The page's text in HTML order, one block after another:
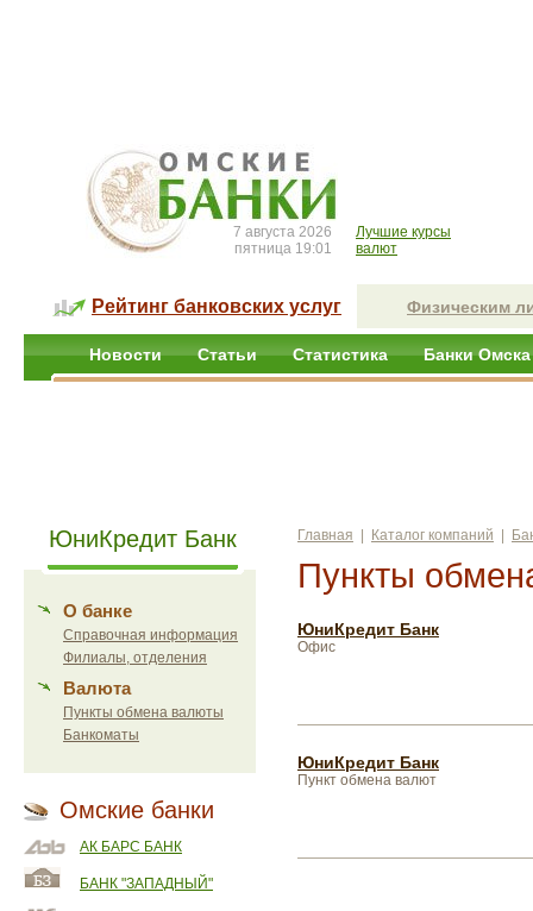
7 августа 2026
пятница 19:01
Лучшие курсы
валют
Рейтинг банковских услуг Физическим
Новости Статьи Статистика Банки Омска
ЮниКредит Банк
О банке
Справочная информация
Филиалы, отделения
Валюта
Пункты обмена валюты
Банкоматы
Омские банки
АК БАРС БАНК
БАНК "ЗАПАДНЫЙ"
Главная Каталог компаний
Пункты
ЮниКредит Банк
Офис
ЮниКредит Банк
Пункт обмена валют